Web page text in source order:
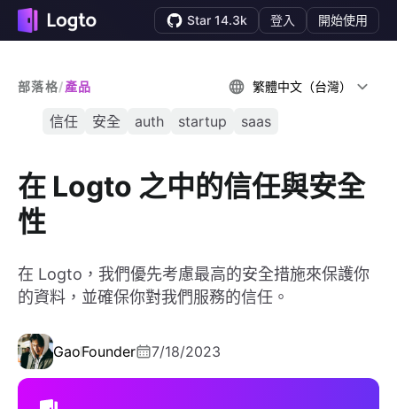
Star 14.3k 登入 開始使用
部落格/產品 繁體中文（台灣）
信任 安全 auth startup saas
在 Logto 之中的信任與安全
性
在 Logto，我們優先考慮最高的安全措施來保護你
的資料，並確保你對我們服務的信任。
GaoFounder 7/18/2023